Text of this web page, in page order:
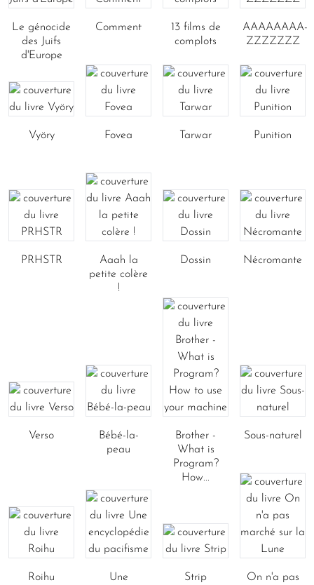
Le génocide
des Juifs
d'Europe
Comment
13 films de
complots
AAAAAAAA-
ZZZZZZZ
Vyöry Fovea Tarwar Punition
PRHSTR
Aaah la
petite colère
!
Dossin Nécromante
Verso
Bébé-la-
peau
Brother -
What is
Program?
How...
Sous-naturel
Roihu
Une
Strip
On n'a pas